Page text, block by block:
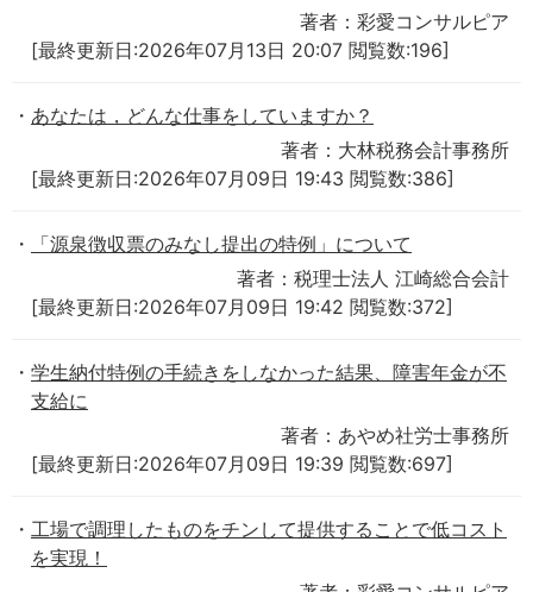
著者：彩愛コンサルピア
[最終更新日:2026年07月13日 20:07 閲覧数:196]
あなたは，どんな仕事をしていますか？
著者：大林税務会計事務所
[最終更新日:2026年07月09日 19:43 閲覧数:386]
「源泉徴収票のみなし提出の特例」について
著者：税理士法人 江崎総合会計
[最終更新日:2026年07月09日 19:42 閲覧数:372]
学生納付特例の手続きをしなかった結果、障害年金が不
支給に
著者：あやめ社労士事務所
[最終更新日:2026年07月09日 19:39 閲覧数:697]
工場で調理したものをチンして提供することで低コスト
を実現！